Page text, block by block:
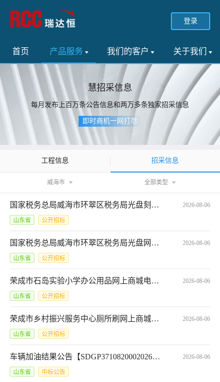
登录
首页 产品服务 我们的客户 关于我们
慧招采信息
每月发布上百万条公告信息和两万多条独家招采信息
即时商机一网打尽
工程信息 招采信息
威海市 全部类型
国家税务总局威海市环翠区税务局光盘刻录机网上商城电子反拍项目采购公告*SCFP-3710022026101961595 2026-08-06
山东省 公开招标
国家税务总局威海市环翠区税务局光盘网上商城电子反拍项目采购公告*SCFP-3710022026101961577 2026-08-06
山东省 公开招标
荣成市石岛实验小学办公用品网上商城电子反拍项目采购公告*SCFP-3710822026101958214 2026-08-06
山东省 公开招标
荣成市乡村振兴服务中心厕所刷网上商城电子反拍项目采购公告*SCFP-3710822026101961395 2026-08-06
山东省 公开招标
车辆加油结果公告【SDGP371082000202601000679_A】 2026-08-06
山东省 中标公告